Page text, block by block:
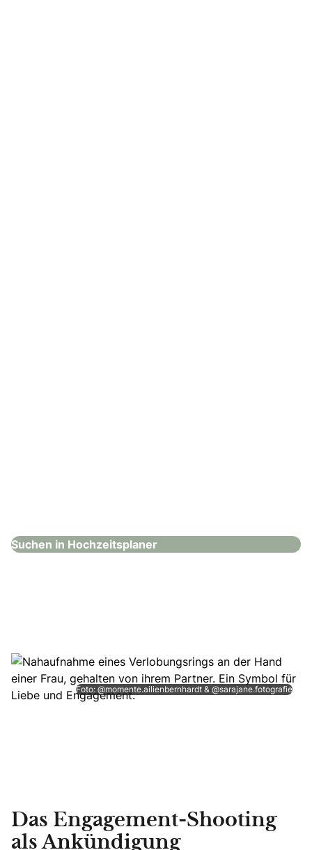
Suchen in Hochzeitsplaner
Foto: @momente.ailienbernhardt & @sarajane.fotografie
Das Engagement-Shooting
als Ankündigung